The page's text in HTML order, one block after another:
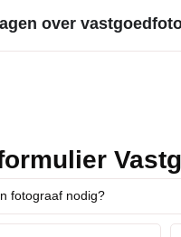
over